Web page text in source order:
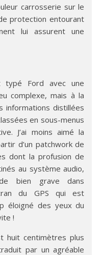
carrosserie sur le
protection entourant
lui assurent une
typé Ford avec une
complexe, mais à la
informations distillées
en sous-menus
J’ai moins aimé la
d’un patchwork de
dont la profusion de
au système audio,
bien grave dans
du GPS qui est
éloigné des yeux du
!
huit centimètres plus
par un agréable